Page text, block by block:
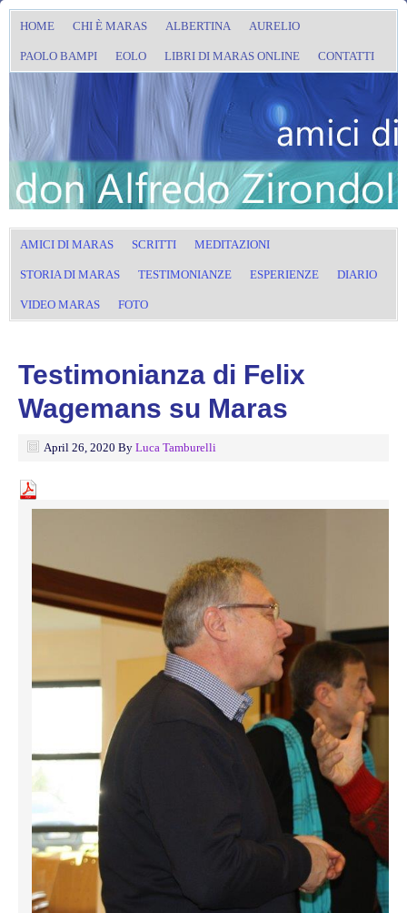
HOME CHI È MARAS ALBERTINA AURELIO
PAOLO BAMPI EOLO LIBRI DI MARAS ONLINE CONTATTI
AMICI DI MARAS SCRITTI MEDITAZIONI
STORIA DI MARAS TESTIMONIANZE ESPERIENZE DIARIO
VIDEO MARAS FOTO
Testimonianza di Felix
Wagemans su Maras
April 26, 2020 By Luca Tamburelli